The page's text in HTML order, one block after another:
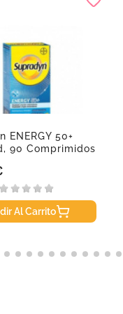
ENERGY 50+
90 Comprimidos
Al Carrito